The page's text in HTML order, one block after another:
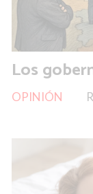
Los
OPINIÓN